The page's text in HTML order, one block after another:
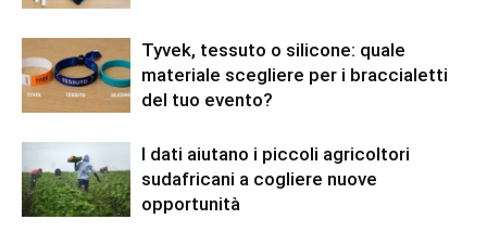
Tyvek, tessuto o silicone: quale
materiale scegliere per i braccialetti
del tuo evento?
I dati aiutano i piccoli agricoltori
sudafricani a cogliere nuove
opportunità